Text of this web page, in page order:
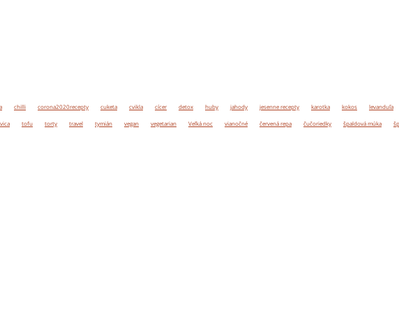
chilli corona2020recepty cuketa cvikla cícer detox huby jahody jesenne recepty karotka kokos levanduľa
tofu torty travel tymián vegan vegetarian Veľká noc vianočné červená repa čučoriedky špaldová múka